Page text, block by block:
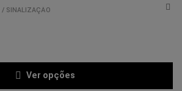
/ SINALIZAÇÃO
Ver opções